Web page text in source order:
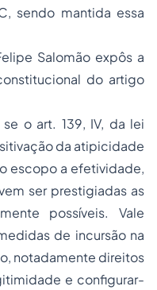
sendo mantida essa
Salomão expôs a
do artigo
o art. 139, IV, da lei
da atipicidade
escopo a efetividade,
ser prestigiadas as
possíveis. Vale
de incursão na
notadamente direitos
e configurar-